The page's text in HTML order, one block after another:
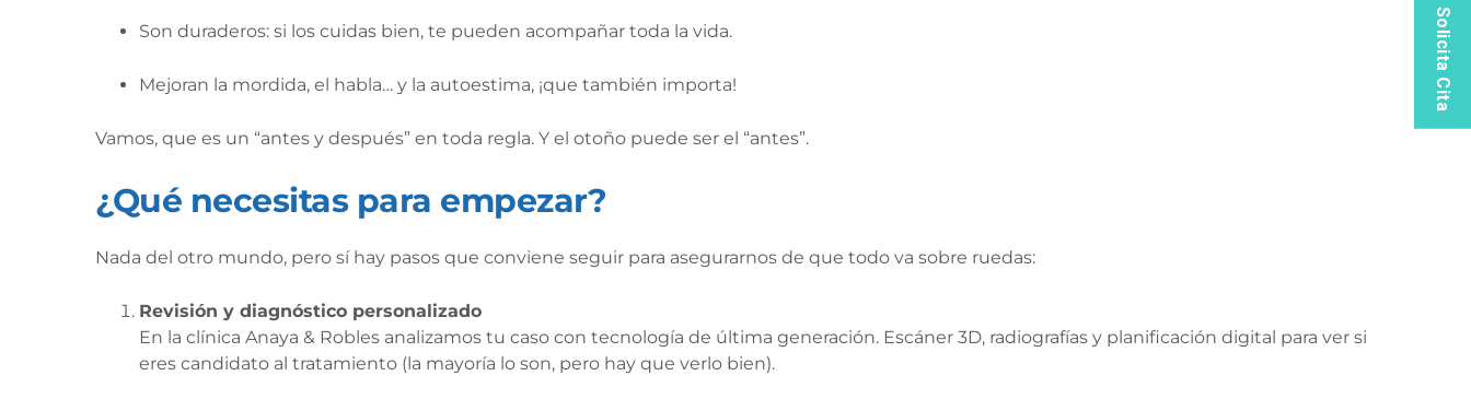
Son duraderos: si los cuidas bien, te pueden acompañar toda la vida.
Mejoran la mordida, el habla… y la autoestima, ¡que también importa!
Vamos, que es un “antes y después” en toda regla. Y el otoño puede ser el “antes”.
¿Qué necesitas para empezar?
Nada del otro mundo, pero sí hay pasos que conviene seguir para asegurarnos de que todo va sobre ruedas:
Revisión y diagnóstico personalizado
En la clínica Anaya & Robles analizamos tu caso con tecnología de última generación. Escáner 3D, radiografías y planificación digital para ver si
eres candidato al tratamiento (la mayoría lo son, pero hay que verlo bien).
Solicita Cita